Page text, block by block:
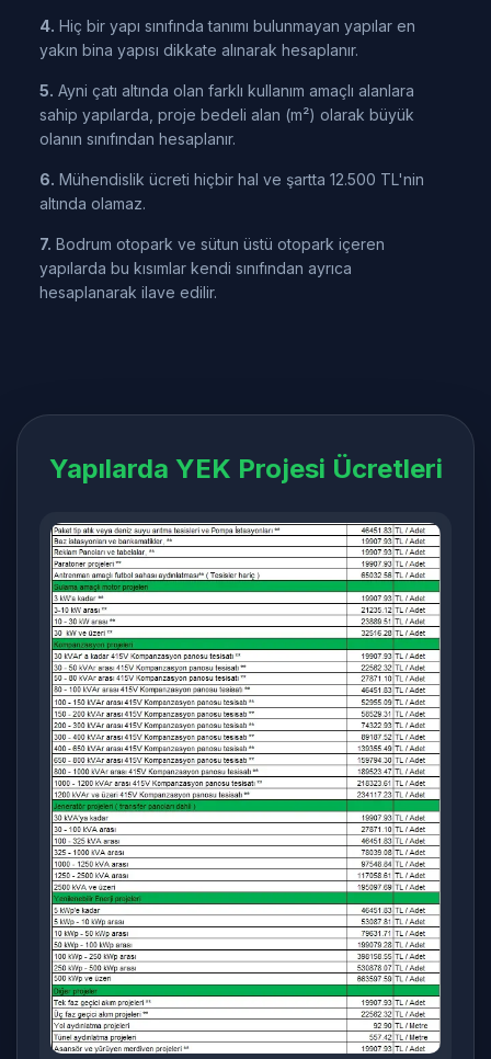
4. Hiç bir yapı sınıfında tanımı bulunmayan yapılar en
yakın bina yapısı dikkate alınarak hesaplanır.
5. Ayni çatı altında olan farklı kullanım amaçlı alanlara
sahip yapılarda, proje bedeli alan (m²) olarak büyük
olanın sınıfından hesaplanır.
6. Mühendislik ücreti hiçbir hal ve şartta 12.500 TL'nin
altında olamaz.
7. Bodrum otopark ve sütun üstü otopark içeren
yapılarda bu kısımlar kendi sınıfından ayrıca
hesaplanarak ilave edilir.
Yapılarda YEK Projesi Ücretleri